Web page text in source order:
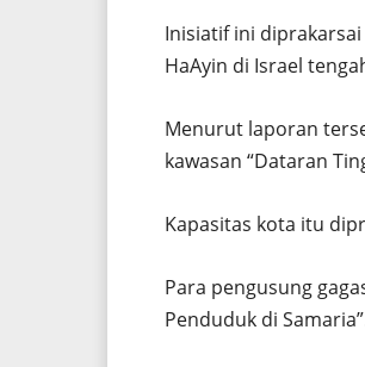
Inisiatif ini
HaAyin di Israel
Menurut laporan
kawasan “Dataran
Kapasitas kota itu
Para pengusung
Penduduk di